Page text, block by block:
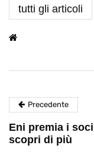
tutti gli articoli
Precedente
Eni premia i
scopri di più